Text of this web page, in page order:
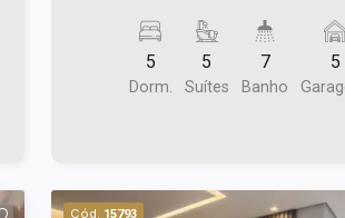
térreo), sendo 02 masters com
closets e sacadas, sendo uma
Cuba dupla. - 07 banheiros; -
pizza e armários; - Piscina de
5
Dorm.
5
Suítes
7
Banho
5
Cód. 15793